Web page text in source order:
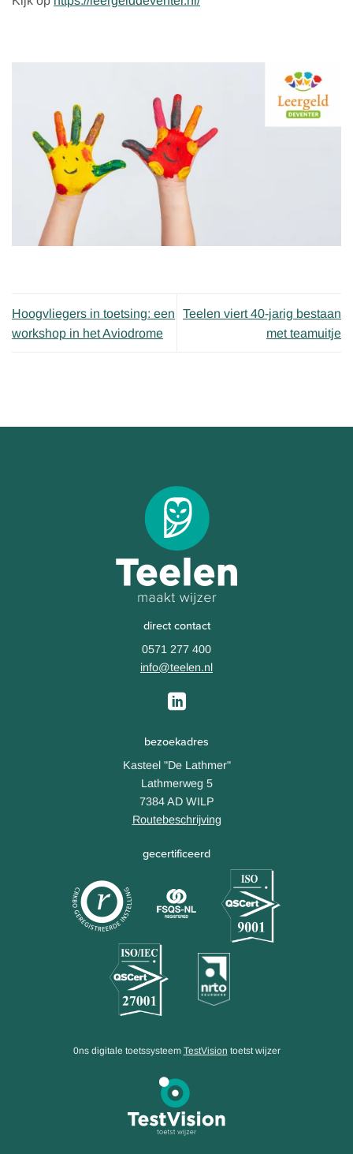
Hoogvliegers in toetsing: een
workshop in het Aviodrome
Teelen viert 40-jarig bestaan
met teamuitje
direct contact
0571 277 400
info@teelen.nl
bezoekadres
Kasteel "De Lathmer"
Lathmerweg 5
7384 AD WILP
Routebeschrijving
gecertificeerd
0ns digitale toetssysteem TestVision toetst wijzer